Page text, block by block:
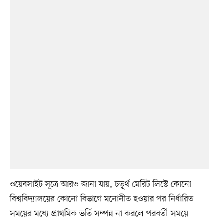
ওয়েবসাইট সূত্রে আরও জানা যায়, চতুর্থ মেরিট লিস্টে কোনো
বিশ্ববিদ্যালয়ের কোনো বিভাগে মনোনীত হওয়ার পর নির্ধারিত
সময়ের মধ্যে প্রাথমিক ভর্তি সম্পন্ন না করলে পরবর্তী সময়ে